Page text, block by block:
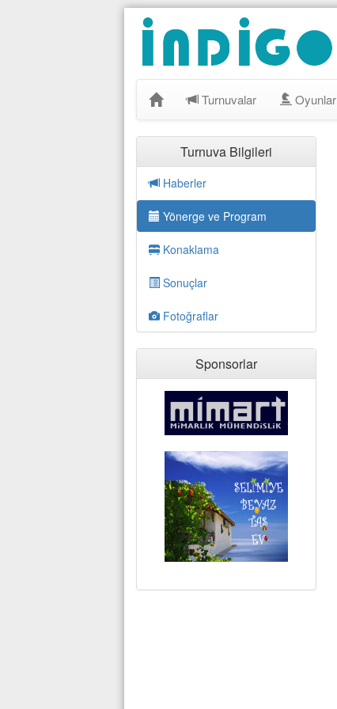
Turnuvalar Oyunlar
Turnuva Bilgileri
Haberler
Yönerge ve Program
Konaklama
Sonuçlar
Fotoğraflar
Sponsorlar